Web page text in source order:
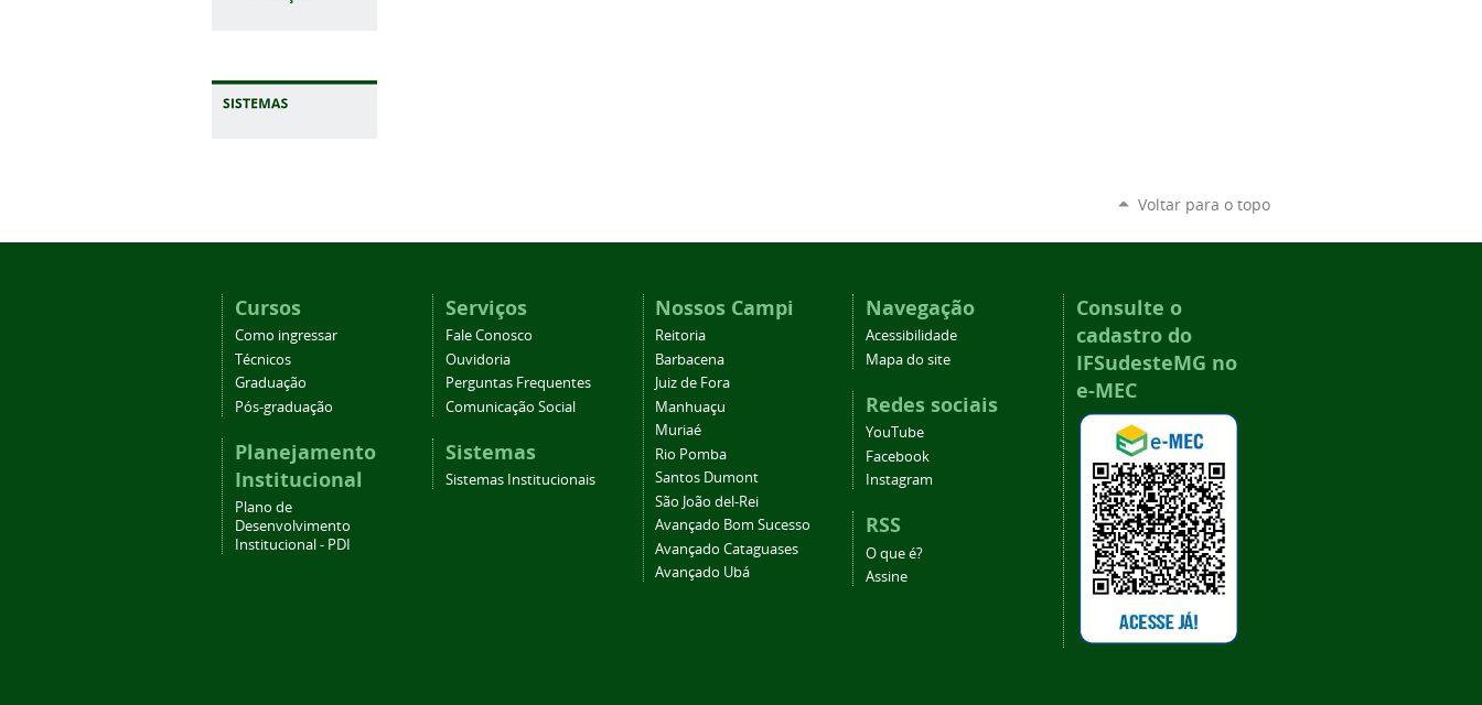
Voltar para o topo
Cursos
Como ingressar
Técnicos
Graduação
Pós-graduação
Planejamento
Institucional
Plano de
Desenvolvimento
Institucional - PDI
Serviços
Fale Conosco
Ouvidoria
Perguntas Frequentes
Comunicação Social
Sistemas
Sistemas Institucionais
Nossos Campi
Reitoria
Barbacena
Juiz de Fora
Manhuaçu
Muriaé
Rio Pomba
Santos Dumont
São João del-Rei
Avançado Bom Sucesso
Avançado Cataguases
Avançado Ubá
Navegação
Acessibilidade
Mapa do site
Redes sociais
YouTube
Facebook
Instagram
RSS
O que é?
Assine
Consulte o
cadastro do
IFSudesteMG no
e-MEC